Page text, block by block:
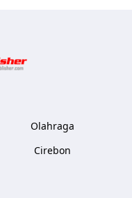
Olahraga
Cirebon